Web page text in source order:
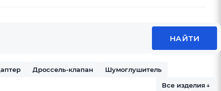
Дроссель-клапан
Шумоглушитель
Все изделия ↓